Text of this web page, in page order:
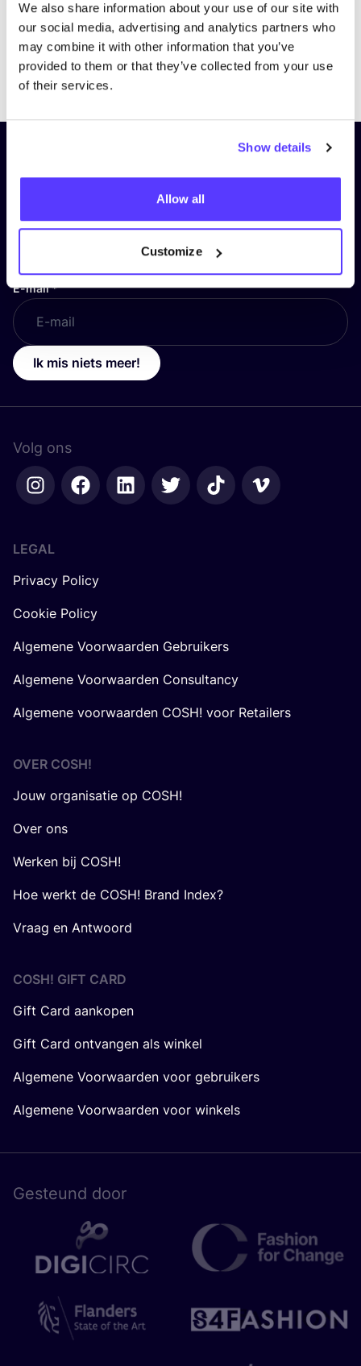
We also share information about your use of our site with
our social media, advertising and analytics partners who
may combine it with other information that you’ve
provided to them or that they’ve collected from your use
of their services.
Show details
Allow all
Customize
PreviousNext
Schrijf je in op onze nieuwsbrief
en blijf op de hoogte!
Voornaam*
E-mail*
Ik mis niets meer!
Volg ons
LEGAL
Privacy Policy
Cookie Policy
Algemene Voorwaarden Gebruikers
Algemene Voorwaarden Consultancy
Algemene voorwaarden COSH! voor Retailers
OVER COSH!
Jouw organisatie op COSH!
Over ons
Werken bij COSH!
Hoe werkt de COSH! Brand Index?
Vraag en Antwoord
COSH! GIFT CARD
Gift Card aankopen
Gift Card ontvangen als winkel
Algemene Voorwaarden voor gebruikers
Algemene Voorwaarden voor winkels
Gesteund door